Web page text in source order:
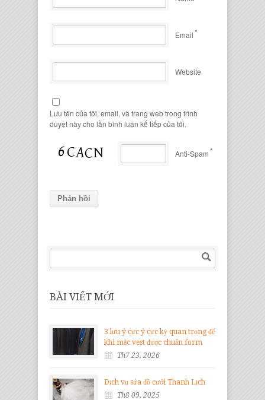
Email*
Website
Lưu tên của tôi, email, và trang web trong trình
duyệt này cho lần bình luận kế tiếp của tôi.
Anti-Spam*
BÀI VIẾT MỚI
3 lưu ý cực ý cực kỳ quan trọng để
khi mặc vest được chuẩn form
Th7 23, 2026
Dịch vụ sửa đồ cưới Thanh Lịch
Th8 09, 2025